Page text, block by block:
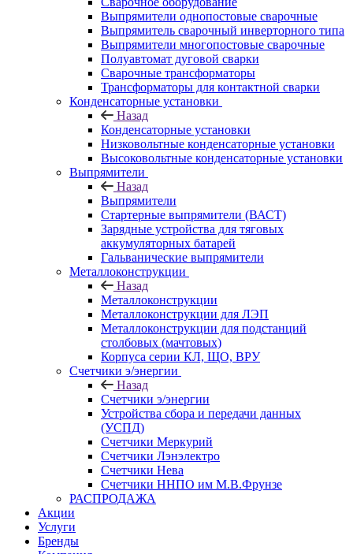
Выпрямители однопостовые сварочные
Выпрямитель сварочный инверторного типа
Выпрямители многопостовые сварочные
Полуавтомат дуговой сварки
Сварочные трансформаторы
Трансформаторы для контактной сварки
Конденсаторные установки
Назад
Конденсаторные установки
Низковольтные конденсаторные установки
Высоковольтные конденсаторные установки
Выпрямители
Назад
Выпрямители
Стартерные выпрямители (ВАСТ)
Зарядные устройства для тяговых
аккумуляторных батарей
Гальванические выпрямители
Металлоконструкции
Назад
Металлоконструкции
Металлоконструкции для ЛЭП
Металлоконструкции для подстанций
столбовых (мачтовых)
Корпуса серии КЛ, ЩО, ВРУ
Счетчики э/энергии
Назад
Счетчики э/энергии
Устройства сбора и передачи данных
(УСПД)
Счетчики Меркурий
Счетчики Лэнэлектро
Счетчики Нева
Счетчики ННПО им М.В.Фрунзе
РАСПРОДАЖА
Акции
Услуги
Бренды